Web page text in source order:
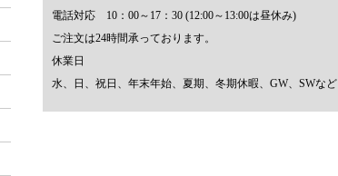
電話対応 10：00～17：30 (12:00～13:00は昼休み)
ご注文は24時間承っております。
休業日
水、日、祝日、年末年始、夏期、冬期休暇、GW、SWなど